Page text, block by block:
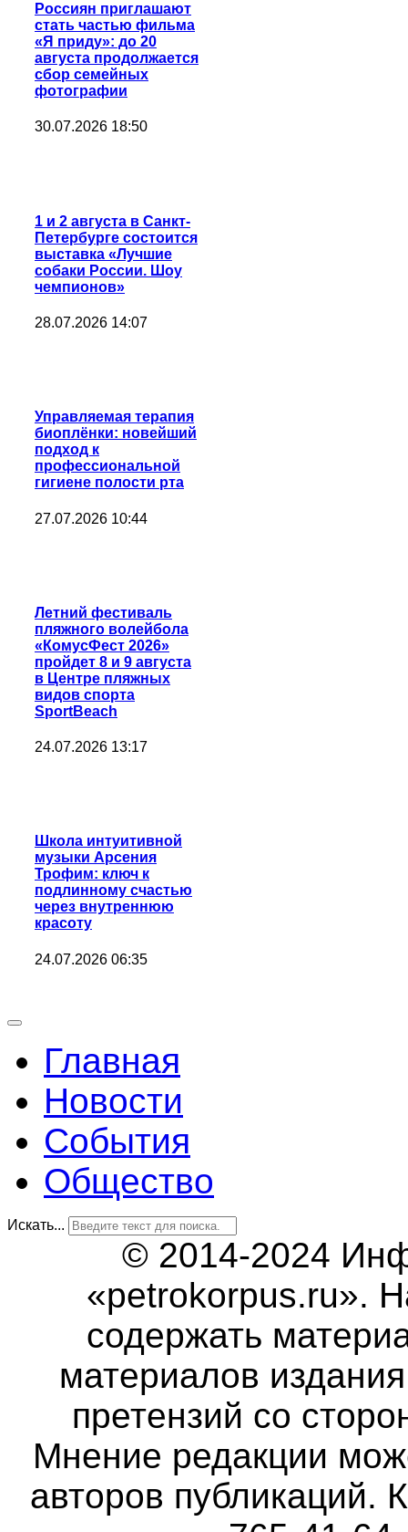
Россиян приглашают
стать частью фильма
«Я приду»: до 20
августа продолжается
сбор семейных
фотографии
30.07.2026 18:50
1 и 2 августа в Санкт-
Петербурге состоится
выставка «Лучшие
собаки России. Шоу
чемпионов»
28.07.2026 14:07
Управляемая терапия
биоплёнки: новейший
подход к
профессиональной
гигиене полости рта
27.07.2026 10:44
Летний фестиваль
пляжного волейбола
«КомусФест 2026»
пройдет 8 и 9 августа
в Центре пляжных
видов спорта
SportBeach
24.07.2026 13:17
Школа интуитивной
музыки Арсения
Трофим: ключ к
подлинному счастью
через внутреннюю
красоту
24.07.2026 06:35
Главная
Новости
События
Общество
Искать...
© 2014-2024
«petrokorpus.ru».
содержать
материалов
претензий со
Мнение редакции
авторов публикаций.